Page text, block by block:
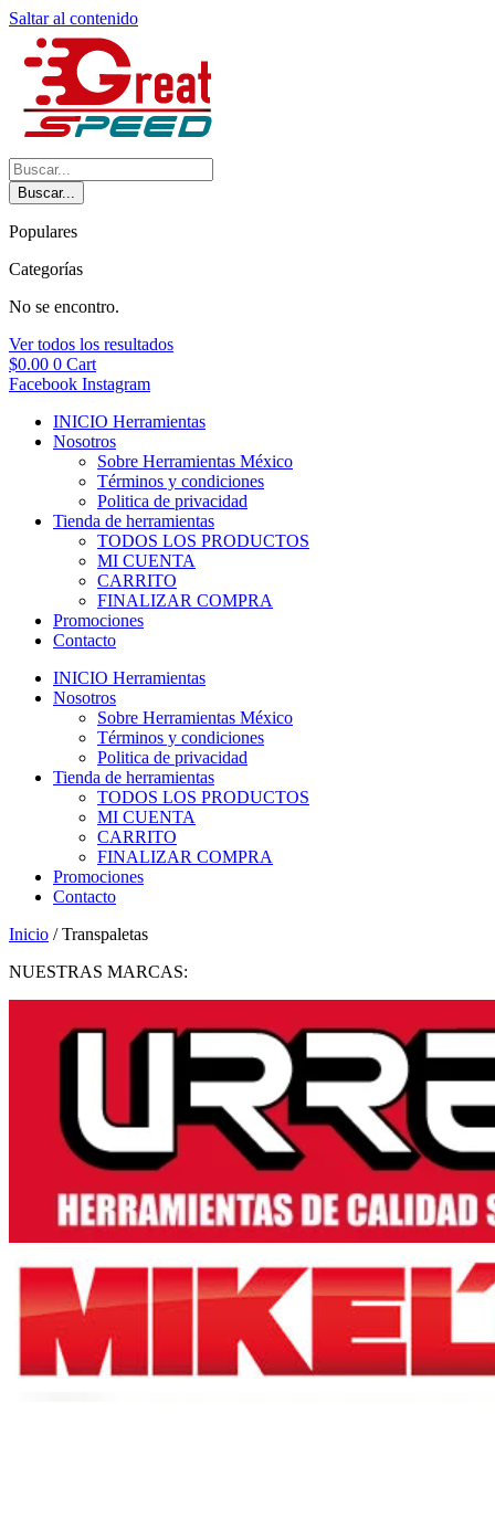
Saltar al contenido
Buscar...
Populares
Categorías
No se encontro.
Ver todos los resultados
$0.00 0 Cart
Facebook Instagram
INICIO Herramientas
Nosotros
Sobre Herramientas México
Términos y condiciones
Politica de privacidad
Tienda de herramientas
TODOS LOS PRODUCTOS
MI CUENTA
CARRITO
FINALIZAR COMPRA
Promociones
Contacto
INICIO Herramientas
Nosotros
Sobre Herramientas México
Términos y condiciones
Politica de privacidad
Tienda de herramientas
TODOS LOS PRODUCTOS
MI CUENTA
CARRITO
FINALIZAR COMPRA
Promociones
Contacto
Inicio / Transpaletas
NUESTRAS MARCAS: